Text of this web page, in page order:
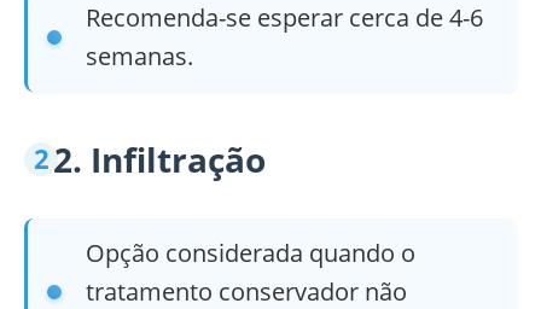
Recomenda-se esperar cerca de 4-6
semanas.
2. Infiltração
Opção considerada quando o
tratamento conservador não